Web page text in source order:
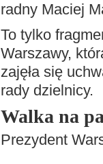
radny Maciej
To tylko
Warszawy,
zajęła się
rady dzielnicy.
Walka na
Prezydent